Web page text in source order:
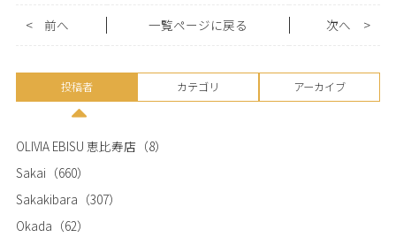
< 前へ 一覧ページに戻る >
次へ
投稿者 カテゴリ アーカイブ
OLIVIA EBISU 恵比寿店 （8）
Sakai （660）
Sakakibara （307）
Okada （62）